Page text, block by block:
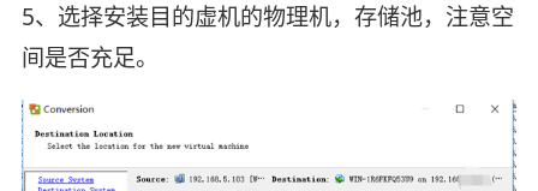
5、选择安装目的虚机的物理机，存储池，注意空
间是否充足。